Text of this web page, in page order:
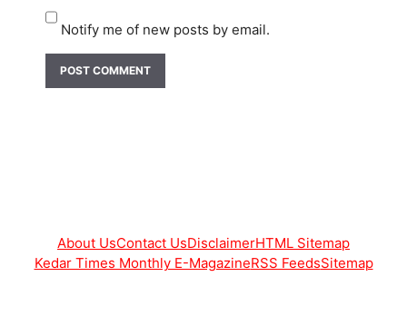
Notify me of new posts by email.
About UsContact UsDisclaimerHTML Sitemap
Kedar Times Monthly E-MagazineRSS FeedsSitemap